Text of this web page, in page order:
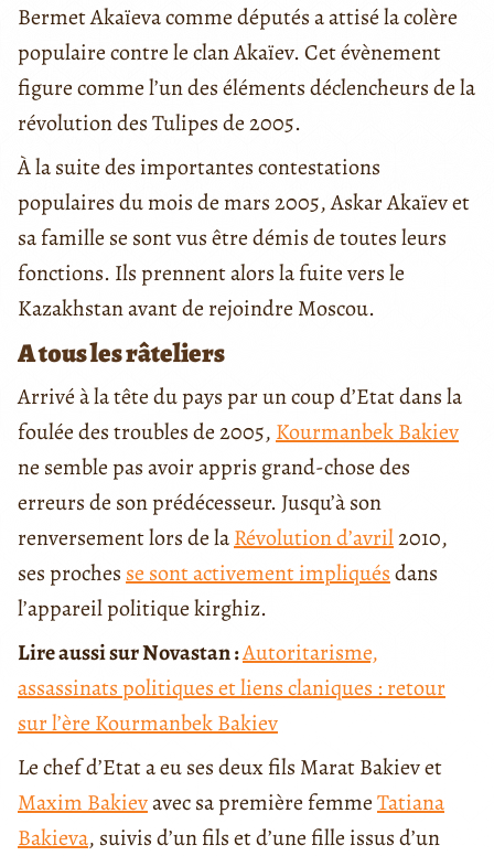
Bermet Akaïeva comme députés a attisé la colère
populaire contre le clan Akaïev. Cet évènement
figure comme l’un des éléments déclencheurs de la
révolution des Tulipes de 2005.
À la suite des importantes contestations
populaires du mois de mars 2005, Askar Akaïev et
sa famille se sont vus être démis de toutes leurs
fonctions. Ils prennent alors la fuite vers le
Kazakhstan avant de rejoindre Moscou.
A tous les râteliers
Arrivé à la tête du pays par un coup d’Etat dans la
foulée des troubles de 2005, Kourmanbek Bakiev
ne semble pas avoir appris grand-chose des
erreurs de son prédécesseur. Jusqu’à son
renversement lors de laRévolution d’avril2010,
ses proches se sont activement impliquésdans
l’appareil politique kirghiz.
Lire aussi sur Novastan :Autoritarisme,
assassinats politiques et liens claniques : retour
sur l’ère Kourmanbek Bakiev
Le chef d’Etat a eu ses deux fils Marat Bakiev et
Maxim Bakievavec sa première femmeTatiana
Bakieva, suivis d’un fils et d’une fille issus d’un